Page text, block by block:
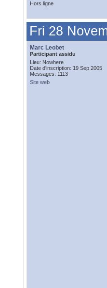
Hors ligne
Fri 28
Marc Leobet
Participant assidu
Lieu: Nowhere
Date d'inscription: 19 Sep 2005
Messages: 1113
Site web